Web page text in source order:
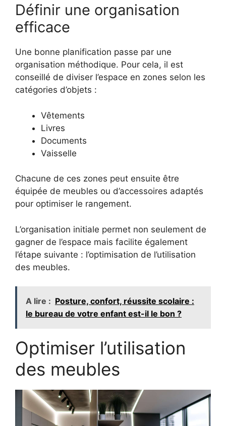
Définir une organisation
efficace
Une bonne planification passe par une
organisation méthodique. Pour cela, il est
conseillé de diviser l’espace en zones selon les
catégories d’objets :
Vêtements
Livres
Documents
Vaisselle
Chacune de ces zones peut ensuite être
équipée de meubles ou d’accessoires adaptés
pour optimiser le rangement.
L’organisation initiale permet non seulement de
gagner de l’espace mais facilite également
l’étape suivante : l’optimisation de l’utilisation
des meubles.
A lire : Posture, confort, réussite scolaire :
le bureau de votre enfant est-il le bon ?
Optimiser l’utilisation
des meubles